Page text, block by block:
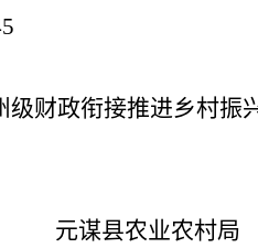
级财政衔接推进乡村
农村局